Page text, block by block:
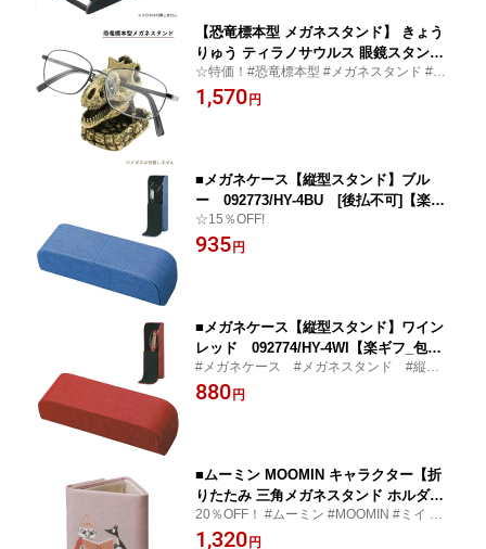
ル
【恐竜標本型 メガネスタンド】 きょう
りゅう ティラノサウルス 眼鏡スタンド
ペン立て スマホスタンド スマホ置き イ
ンテリア キッズ 子供 ギフト GLST-01-
☆特価！#恐竜標本型 #メガネスタンド #き
ょうりゅう #ティラノサウルス #キッズ #北
陸新幹線 #ペン立て #スマホスタンド
1,570 円
■メガネケース【縦型スタンド】ブル
ー 092773/HY-4BU [後払不可]【楽ギ
フ_包装選択】パール
☆15％OFF!
935 円
■メガネケース【縦型スタンド】ワイン
レッド 092774/HY-4WI【楽ギフ_包装
選択】パール
#メガネケース #メガネスタンド #縦
型 #スリム #ワイン #ボルトー #エン
ジ
880 円
■ムーミン MOOMIN キャラクター【折
りたたみ 三角メガネスタンド ホルダー
ペン立て】携帯用 持ち運び 眼鏡スタン
ド マグネット式 かわいい おしゃれ 軽
20％OFF！ #ムーミン #MOOMIN #ミイ #キ
ャラクター #メガネスタンド #折りたたみ #
1,320 円